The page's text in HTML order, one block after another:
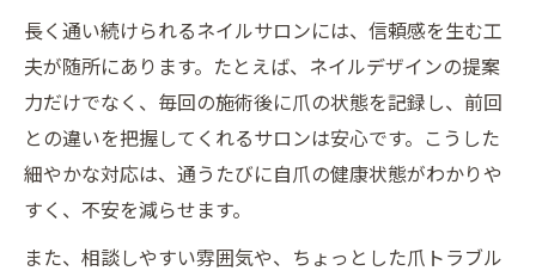
長く通い続けられるネイルサロンには、信頼感を生む工
夫が随所にあります。たとえば、ネイルデザインの提案
力だけでなく、毎回の施術後に爪の状態を記録し、前回
との違いを把握してくれるサロンは安心です。こうした
細やかな対応は、通うたびに自爪の健康状態がわかりや
すく、不安を減らせます。
また、相談しやすい雰囲気や、ちょっとした爪トラブル